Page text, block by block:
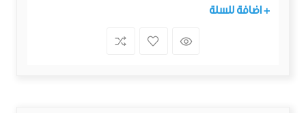
+ اضافة للسلة